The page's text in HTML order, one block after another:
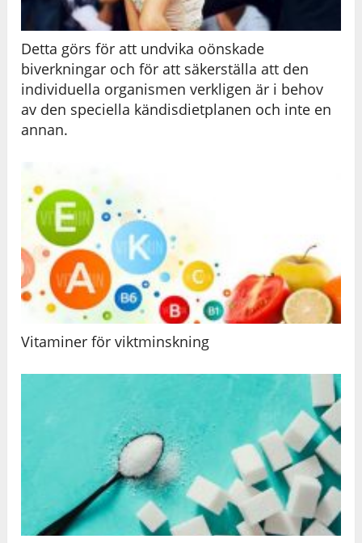
Detta görs för att undvika oönskade
biverkningar och för att säkerställa att den
individuella organismen verkligen är i behov
av den speciella kändisdietplanen och inte en
annan.
Vitaminer för viktminskning